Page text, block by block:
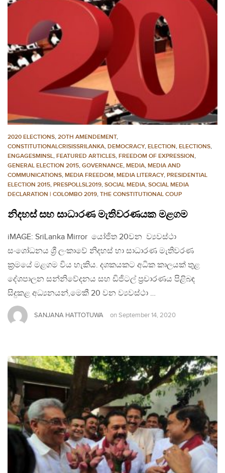
2020 ELECTIONS, 2OTH AMENDEMENT,
CONSTITUTIONALCRISISSRILANKA, DEMOCRACY, ELECTION, ELECTIONS,
ENGAGESMINSL, FEATURED ARTICLES, FREEDOM OF EXPRESSION,
GENERAL ELECTION 2015, GOVERNANCE, MEDIA, MEDIA AND
COMMUNICATIONS, MEDIA FREEDOM, MEDIA LITERACY, PRESIDENTIAL
ELECTION 2015, PRESPOLLSL2019, SOCIAL MEDIA, SOCIAL MEDIA
DECLARATION | COLOMBO 2019, THE CONSTITUTIONAL COUP
නිදහස් සහ සාධාරණ මැතිවරණයක මළගම
iMAGE: SriLanka Mirror යෝජිත 20වන ව්‍යවස්ථා
සංශෝධනය ශ්‍රී ලංකාවේ නිදහස් හා සාධාරණ මැතිවරණ
ක්‍රමයේ මළගම විය හැකිය. දශකයකට අධික කාලයක් තුළ
දේශපාලන සන්නිවේදනය සහ ඩිජිටල් ප්‍රචාරණය පිළිබඳ
සිදුකළ අධ්‍යනයන්,මෙකී 20 වන ව්‍යවස්ථා …
SANJANA HATTOTUWA on September 14, 2020